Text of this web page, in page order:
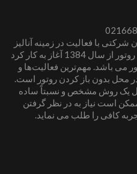
با فعالیت در زمینه آنالیز
ارتعاشات، تشخیص عیوب مختلف روتور از سال 1384 آغاز به کار کرد
می باشد. مهم‌ترین فعالیت‌ها و
محل بدون باز کردن روتور است.
یک روش مشخص و نسبتاً ساده
است نیاز به در نظر گرفتن
کافی را طلب می نماید.